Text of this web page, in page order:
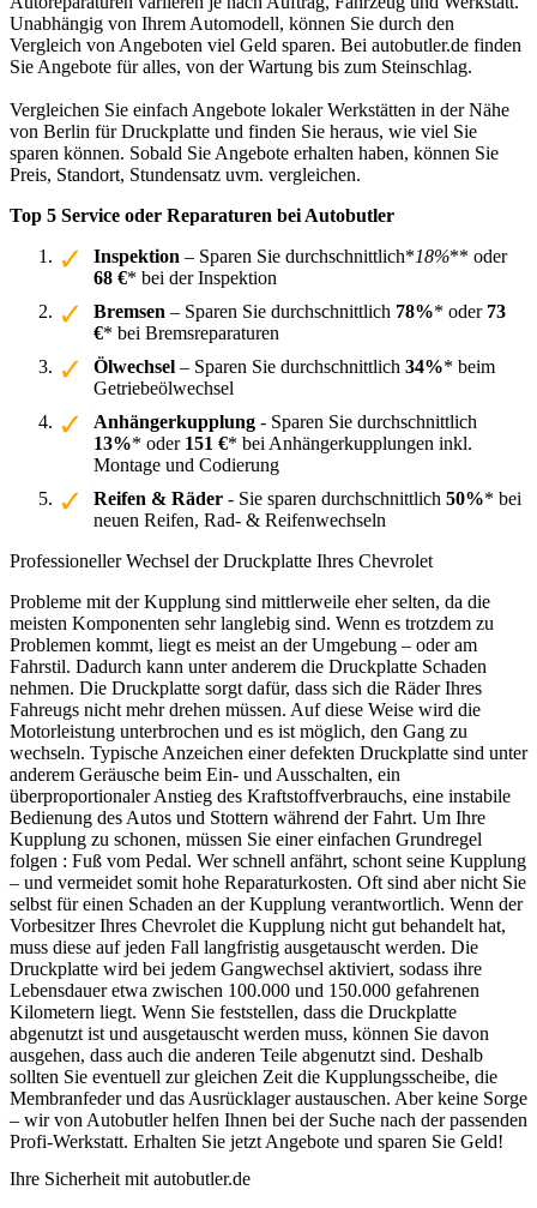
Unabhängig von Ihrem Automodell, können Sie durch den
Vergleich von Angeboten viel Geld sparen. Bei autobutler.de finden
Sie Angebote für alles, von der Wartung bis zum Steinschlag.
Vergleichen Sie einfach Angebote lokaler Werkstätten in der Nähe
von Berlin für Druckplatte und finden Sie heraus, wie viel Sie
sparen können. Sobald Sie Angebote erhalten haben, können Sie
Preis, Standort, Stundensatz uvm. vergleichen.
Top 5 Service oder Reparaturen bei Autobutler
Inspektion – Sparen Sie durchschnittlich*18%** oder
68 €* bei der Inspektion
Bremsen – Sparen Sie durchschnittlich 78%* oder 73
€* bei Bremsreparaturen
Ölwechsel – Sparen Sie durchschnittlich 34%* beim
Getriebeölwechsel
Anhängerkupplung - Sparen Sie durchschnittlich
13%* oder 151 €* bei Anhängerkupplungen inkl.
Montage und Codierung
Reifen & Räder - Sie sparen durchschnittlich 50%* bei
neuen Reifen, Rad- & Reifenwechseln
Professioneller Wechsel der Druckplatte Ihres Chevrolet
Probleme mit der Kupplung sind mittlerweile eher selten, da die
meisten Komponenten sehr langlebig sind. Wenn es trotzdem zu
Problemen kommt, liegt es meist an der Umgebung – oder am
Fahrstil. Dadurch kann unter anderem die Druckplatte Schaden
nehmen. Die Druckplatte sorgt dafür, dass sich die Räder Ihres
Fahreugs nicht mehr drehen müssen. Auf diese Weise wird die
Motorleistung unterbrochen und es ist möglich, den Gang zu
wechseln. Typische Anzeichen einer defekten Druckplatte sind unter
anderem Geräusche beim Ein- und Ausschalten, ein
überproportionaler Anstieg des Kraftstoffverbrauchs, eine instabile
Bedienung des Autos und Stottern während der Fahrt. Um Ihre
Kupplung zu schonen, müssen Sie einer einfachen Grundregel
folgen : Fuß vom Pedal. Wer schnell anfährt, schont seine Kupplung
– und vermeidet somit hohe Reparaturkosten. Oft sind aber nicht Sie
selbst für einen Schaden an der Kupplung verantwortlich. Wenn der
Vorbesitzer Ihres Chevrolet die Kupplung nicht gut behandelt hat,
muss diese auf jeden Fall langfristig ausgetauscht werden. Die
Druckplatte wird bei jedem Gangwechsel aktiviert, sodass ihre
Lebensdauer etwa zwischen 100.000 und 150.000 gefahrenen
Kilometern liegt. Wenn Sie feststellen, dass die Druckplatte
abgenutzt ist und ausgetauscht werden muss, können Sie davon
ausgehen, dass auch die anderen Teile abgenutzt sind. Deshalb
sollten Sie eventuell zur gleichen Zeit die Kupplungsscheibe, die
Membranfeder und das Ausrücklager austauschen. Aber keine Sorge
– wir von Autobutler helfen Ihnen bei der Suche nach der passenden
Profi-Werkstatt. Erhalten Sie jetzt Angebote und sparen Sie Geld!
Ihre Sicherheit mit autobutler.de